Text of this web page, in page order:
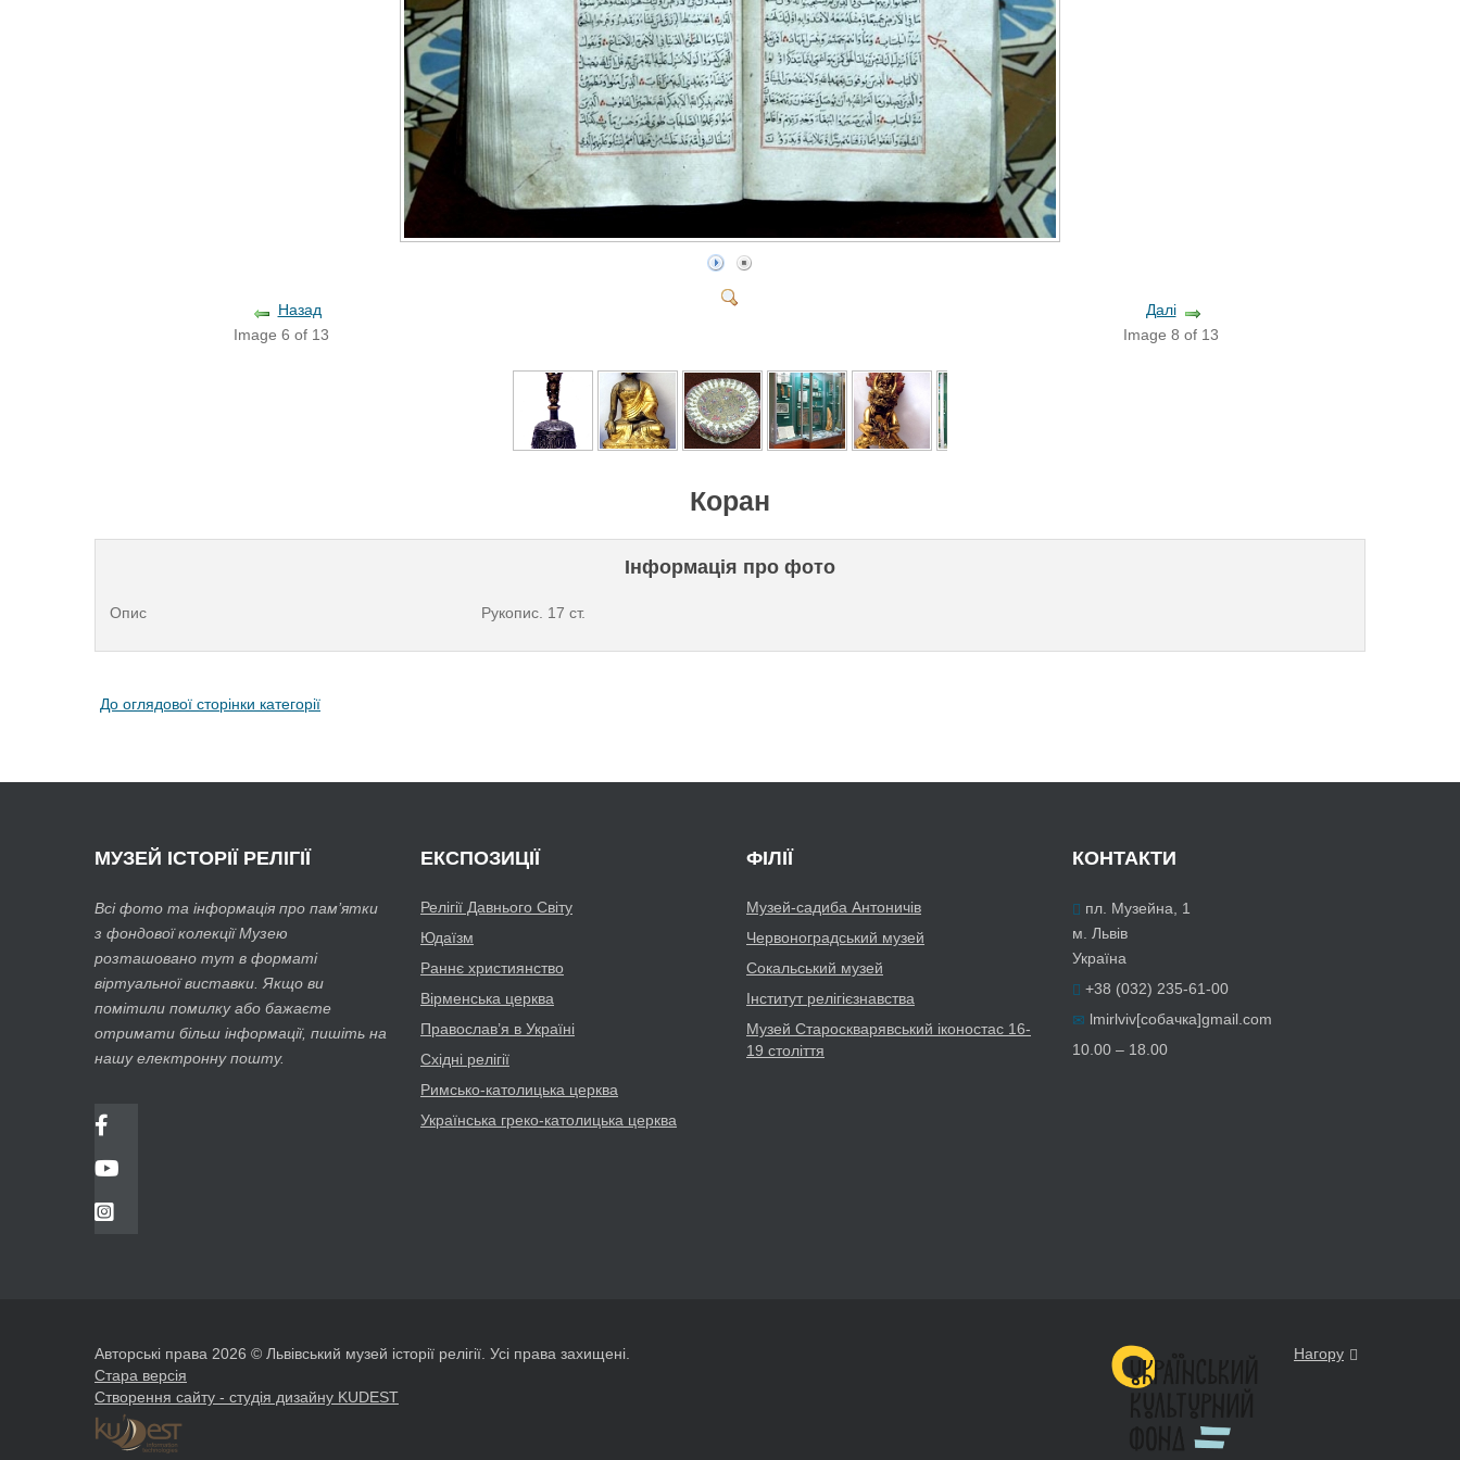
Назад
Image 6 of 13
Далі
Image 8 of 13
Коран
Інформація про фото
Опис Рукопис. 17 ст.
До оглядової сторінки категорії
МУЗЕЙ ІСТОРІЇ РЕЛІГІЇ
Всі фото та інформація про пам’ятки
з фондової колекції Музею
розташовано тут в форматі
віртуальної виставки. Якщо ви
помітили помилку або бажаєте
отримати більш інформації, пишіть на
нашу електронну пошту.
ЕКСПОЗИЦІЇ
Релігії Давнього Світу
Юдаїзм
Раннє християнство
Вірменська церква
Православ’я в Україні
Східні релігії
Римсько-католицька церква
Українська греко-католицька церква
ФІЛІЇ
Музей-садиба Антоничів
Червоноградський музей
Сокальський музей
Інститут релігієзнавства
Музей Староскварявський іконостас 16-
19 cтоліття
КОНТАКТИ
пл. Музейна, 1
м. Львів
Україна
+38 (032) 235-61-00
lmirlviv[собачка]gmail.com
10.00 – 18.00
Авторські права 2026 © Львівський музей історії релігії. Усі права захищені.
Стара версія
Створення сайту - студія дизайну KUDEST
Нагору